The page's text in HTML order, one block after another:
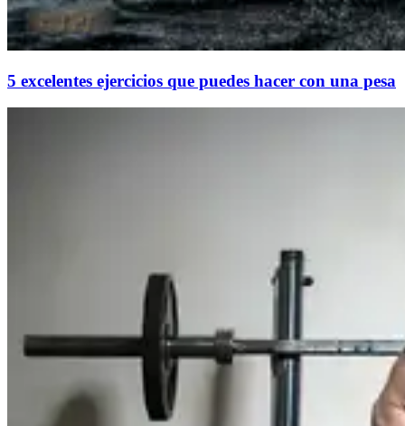
5 excelentes ejercicios que puedes hacer con una pesa